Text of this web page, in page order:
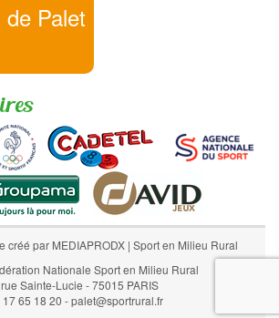
Palet
créé par MEDIAPRODX | Sport en Milieu Rural
Nationale Sport en Milieu Rural
Sainte-Lucie - 75015 PARIS
17 65 18 20 - palet@sportrural.fr